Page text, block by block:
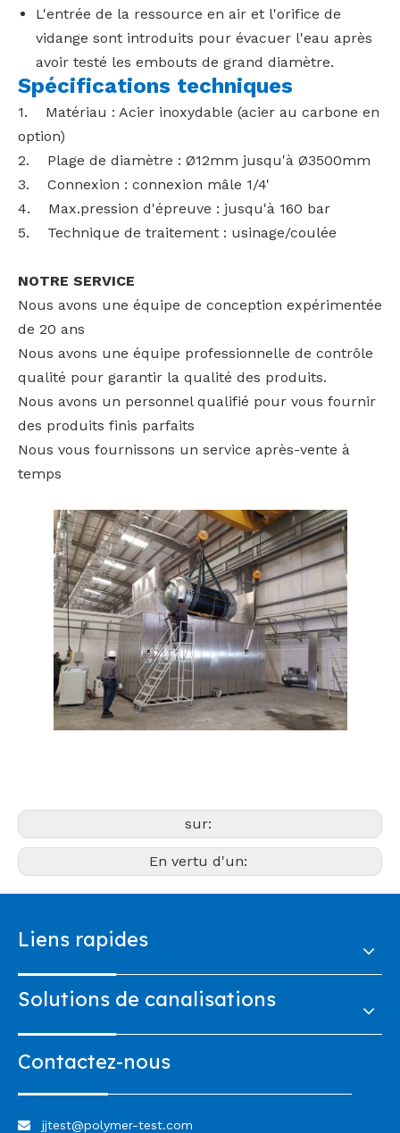
L'entrée de la ressource en air et l'orifice de
vidange sont introduits pour évacuer l'eau après
avoir testé les embouts de grand diamètre.
Spécifications techniques
1. Matériau : Acier inoxydable (acier au carbone en
option)
2. Plage de diamètre : Ø12mm jusqu'à Ø3500mm
3. Connexion : connexion mâle 1/4'
4. Max.pression d'épreuve : jusqu'à 160 bar
5. Technique de traitement : usinage/coulée
NOTRE SERVICE
Nous avons une équipe de conception expérimentée
de 20 ans
Nous avons une équipe professionnelle de contrôle
qualité pour garantir la qualité des produits.
Nous avons un personnel qualifié pour vous fournir
des produits finis parfaits
Nous vous fournissons un service après-vente à
temps
sur:
En vertu d'un:
Liens rapides
Solutions de canalisations
Contactez-nous
 jjtest@polymer-test.com